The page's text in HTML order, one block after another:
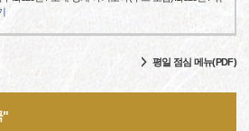
평일 점심 메뉴(PDF)
"